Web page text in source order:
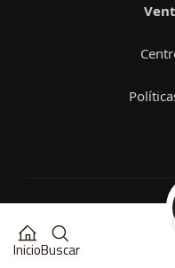
InicioBuscar
© 2026 Impromax.